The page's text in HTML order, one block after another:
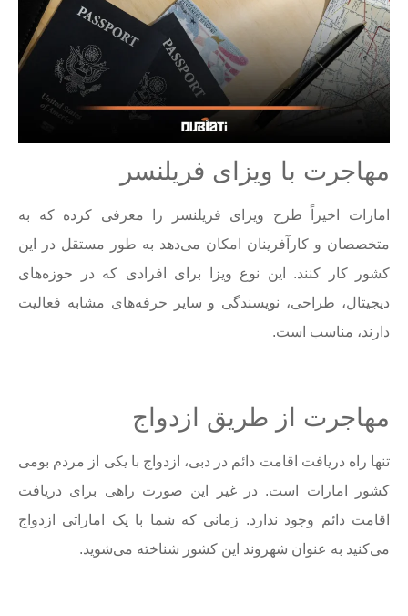
مهاجرت با ویزای فریلنسر
امارات اخیراً طرح ویزای فریلنسر را معرفی کرده که به
متخصصان و کارآفرینان امکان می‌دهد به طور مستقل در این
کشور کار کنند. این نوع ویزا برای افرادی که در حوزه‌های
دیجیتال، طراحی، نویسندگی و سایر حرفه‌های مشابه فعالیت
دارند، مناسب است.
مهاجرت از طریق ازدواج
تنها راه دریافت اقامت دائم در دبی، ازدواج با یکی از مردم بومی
کشور امارات است. در غیر این صورت راهی برای دریافت
اقامت دائم وجود ندارد. زمانی که شما با یک اماراتی ازدواج
می‌کنید به عنوان شهروند این کشور شناخته می‌شوید.